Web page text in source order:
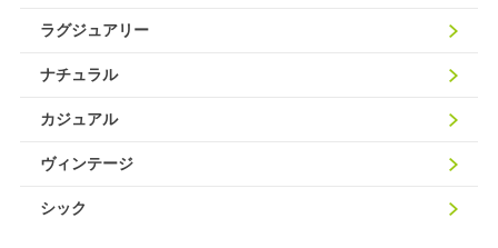
ラグジュアリー
ナチュラル
カジュアル
ヴィンテージ
シック